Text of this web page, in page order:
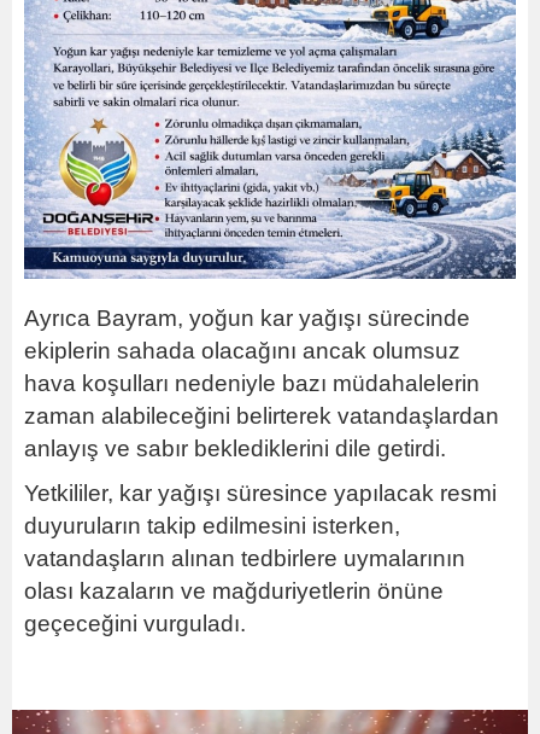
Ayrıca Bayram, yoğun kar yağışı sürecinde
ekiplerin sahada olacağını ancak olumsuz
hava koşulları nedeniyle bazı müdahalelerin
zaman alabileceğini belirterek vatandaşlardan
anlayış ve sabır beklediklerini dile getirdi.
Yetkililer, kar yağışı süresince yapılacak resmi
duyuruların takip edilmesini isterken,
vatandaşların alınan tedbirlere uymalarının
olası kazaların ve mağduriyetlerin önüne
geçeceğini vurguladı.